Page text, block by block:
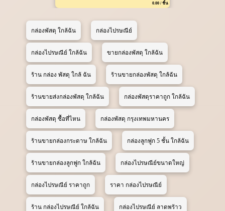
0.00 / ชิ้น
กล่องพัสดุ ใกล้ฉัน กล่องไปรษณีย์
กล่องไปรษณีย์ ใกล้ฉัน ขายกล่องพัสดุ ใกล้ฉัน
ร้าน กล่อง พัสดุ ใกล้ ฉัน ร้านขายกล่องพัสดุ ใกล้ฉัน
ร้านขายส่งกล่องพัสดุ ใกล้ฉัน กล่องพัสดุราคาถูก ใกล้ฉัน
กล่องพัสดุ ซื้อที่ไหน กล่องพัสดุ กรุงเทพมหานคร
ร้านขายกล่องกระดาษ ใกล้ฉัน กล่องลูกฟูก 5 ชั้น ใกล้ฉัน
ร้านขายกล่องลูกฟูก ใกล้ฉัน กล่องไปรษณีย์ขนาดใหญ่
กล่องไปรษณีย์ ราคาถูก ราคา กล่องไปรษณีย์
ร้าน กล่องไปรษณีย์ ใกล้ฉัน กล่องไปรษณีย์ ลาดพร้าว